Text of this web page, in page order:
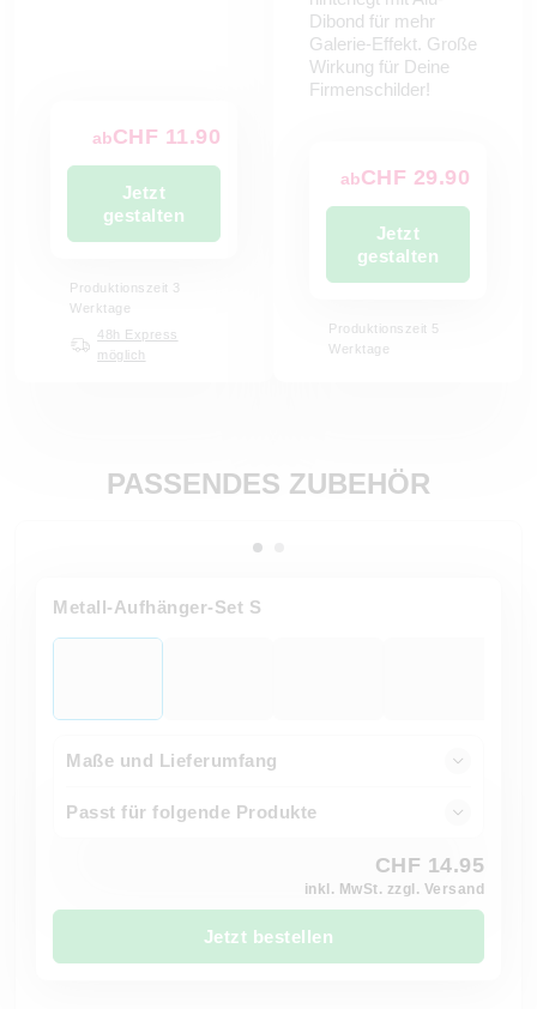
abCHF 11.90
Jetzt
gestalten
Produktionszeit 3
Werktage
48h Express
möglich
Dibond für mehr
Galerie-Effekt. Große
Wirkung für Deine
Firmenschilder!
abCHF 29.90
Jetzt
gestalten
Produktionszeit 5
Werktage
PASSENDES ZUBEHÖR
Metall-Aufhänger-Set S
Maße und Lieferumfang
Passt für folgende Produkte
CHF 14.95
inkl. MwSt. zzgl. Versand
Jetzt bestellen